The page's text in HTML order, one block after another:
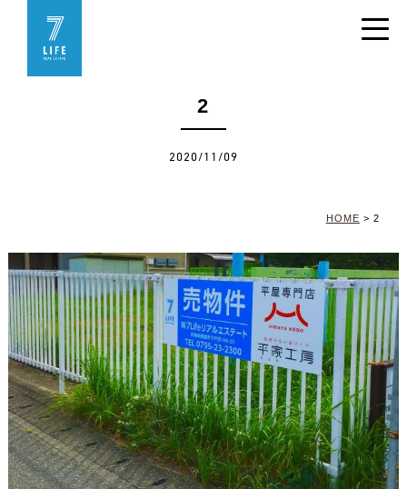
2
2020/11/09
HOME > 2